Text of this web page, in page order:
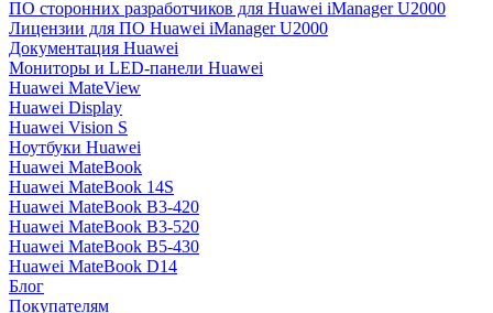
ПО сторонних разработчиков для Huawei iManager U2000
Лицензии для ПО Huawei iManager U2000
Документация Huawei
Мониторы и LED-панели Huawei
Huawei MateView
Huawei Display
Huawei Vision S
Ноутбуки Huawei
Huawei MateBook
Huawei MateBook 14S
Huawei MateBook B3-420
Huawei MateBook B3-520
Huawei MateBook B5-430
Huawei MateBook D14
Блог
Покупателям